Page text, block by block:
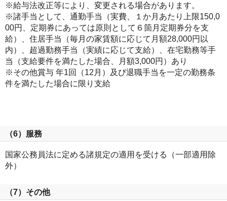
※給与法改正等により、変更される場合があります。
※諸手当として、通勤手当（実費、１か月あたり上限150,0
00円、定期券にあっては原則として６箇月定期券分を支
給）、住居手当（毎月の家賃額に応じて月額28,000円以
内）、超過勤務手当（実績に応じて支給）、在宅勤務等手
当（支給要件を満たした場合、月額3,000円）あり
※その他賞与 年1回（12月）及び退職手当を一定の勤務条
件を満たした場合に限り支給
（6）服務
国家公務員法に定める諸規定の適用を受ける（一部適用除
外）
（7）その他